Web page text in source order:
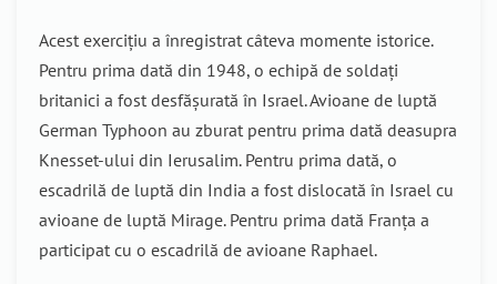
Acest exercițiu a înregistrat câteva momente istorice.
Pentru prima dată din 1948, o echipă de soldați
britanici a fost desfășurată în Israel. Avioane de luptă
German Typhoon au zburat pentru prima dată deasupra
Knesset-ului din Ierusalim. Pentru prima dată, o
escadrilă de luptă din India a fost dislocată în Israel cu
avioane de luptă Mirage. Pentru prima dată Franța a
participat cu o escadrilă de avioane Raphael.